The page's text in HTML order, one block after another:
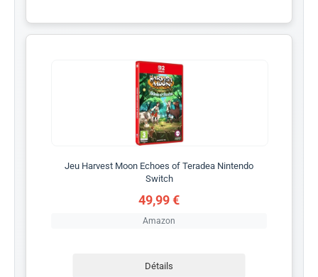
Jeu Harvest Moon Echoes of Teradea Nintendo
Switch
49,99 €
Amazon
Détails